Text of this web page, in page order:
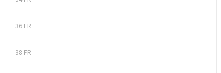
36 FR
38 FR